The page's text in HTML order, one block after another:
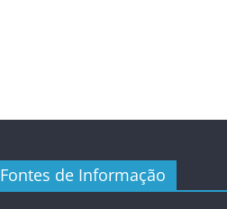
Fontes de Informação